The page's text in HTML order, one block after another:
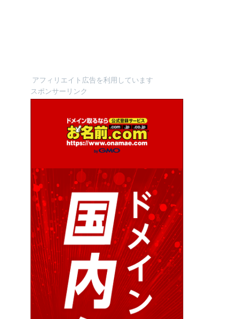
アフィリエイト広告を利用しています
スポンサーリンク